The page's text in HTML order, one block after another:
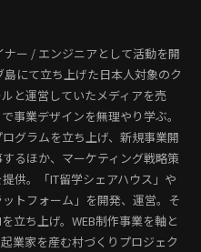
ナー / エンジニアとして活動を開
にて立ち上げた日本人対象のク
と運営していたメディアを売
事業デザインを無理やり学ぶ。
グラムを立ち上げ、新規事業開
るほか、マーケティング戦略策
供。「IT留学シェアハウス」や
ットフォーム」を開発、運営。そ
立ち上げ。WEB制作事業を軸と
業家を産む村づくりプロジェク